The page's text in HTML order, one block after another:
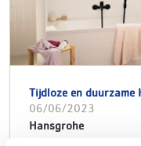
Tijdloze en duurzame
06/06/2023
Hansgrohe